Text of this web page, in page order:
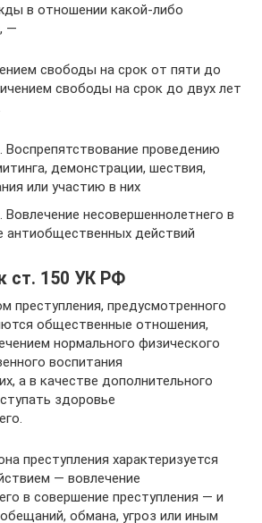
в отношении какой-либо
—
свободы на срок от пяти до
свободы на срок до двух лет
Воспрепятствование проведению
демонстрации, шествия,
или участию в них
Вовлечение несовершеннолетнего в
антиобщественных действий
ст. 150 УК РФ
преступления, предусмотренного
общественные отношения,
нормального физического
воспитания
а в качестве дополнительного
здоровье
преступления характеризуется
— вовлечение
в совершение преступления — и
обмана, угроз или иным